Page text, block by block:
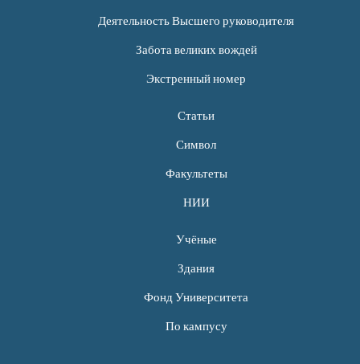
Деятельность Высшего руководителя
Забота великих вождей
Экстренный номер
Статьи
Символ
Факультеты
НИИ
Учёные
Здания
Фонд Университета
По кампусу